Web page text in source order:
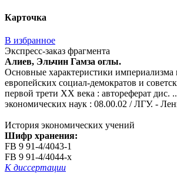
Карточка
В избранное
Экспресс-заказ фрагмента
Алиев, Эльчин Гамза оглы.
Основные характеристики империализма
европейских социал-демократов и
первой трети XX века : автореферат дис.
экономических наук : 08.00.02 / ЛГУ. -
История экономических учений
Шифр хранения:
FB 9 91-4/4043-1
FB 9 91-4/4044-x
К диссертации